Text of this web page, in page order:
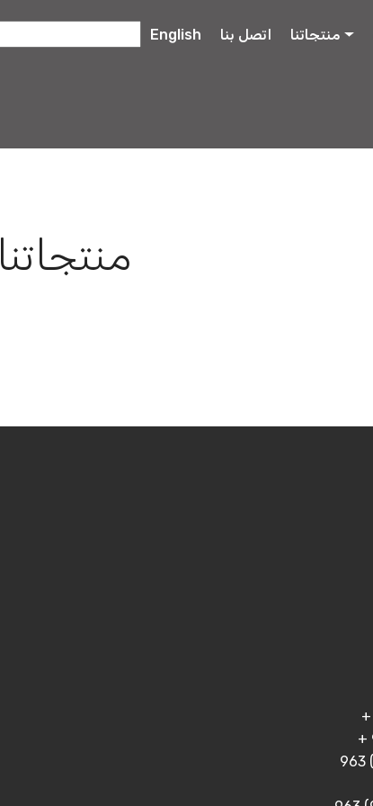
English اتصل بنا منتجاتنا
منتجاتنا
موبايل 1 : 159 304 993 (932) 963